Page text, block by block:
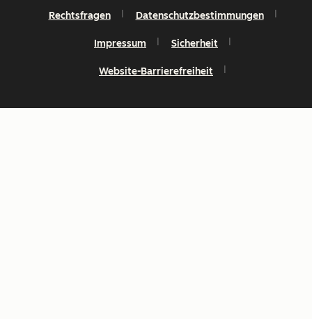
Rechtsfragen Datenschutzbestimmungen
Impressum Sicherheit
Website-Barrierefreiheit